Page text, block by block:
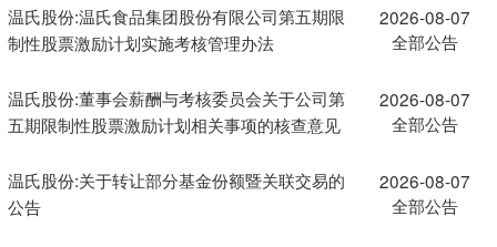
温氏股份:温氏食品集团股份有限公司第五期限
制性股票激励计划实施考核管理办法
2026-08-07
全部公告
温氏股份:董事会薪酬与考核委员会关于公司第
五期限制性股票激励计划相关事项的核查意见
2026-08-07
全部公告
温氏股份:关于转让部分基金份额暨关联交易的
公告
2026-08-07
全部公告